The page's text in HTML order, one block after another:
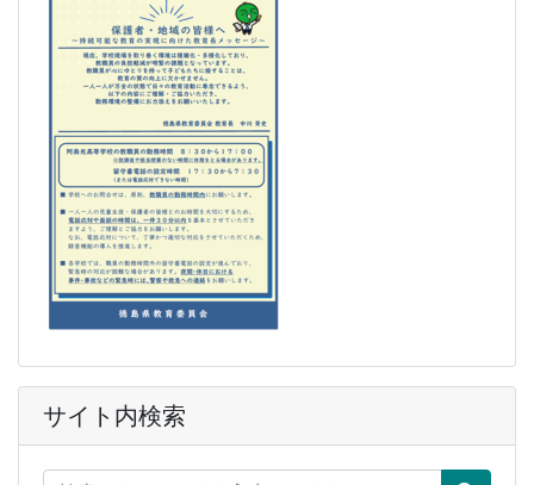
サイト内検索